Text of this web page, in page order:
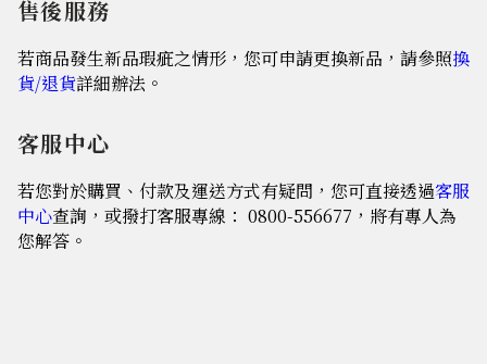
售後服務
若商品發生新品瑕疵之情形，您可申請更換新品，請參照換
貨/退貨詳細辦法。
客服中心
若您對於購買、付款及運送方式有疑問，您可直接透過客服
中心查詢，或撥打客服專線： 0800-556677，將有專人為
您解答。